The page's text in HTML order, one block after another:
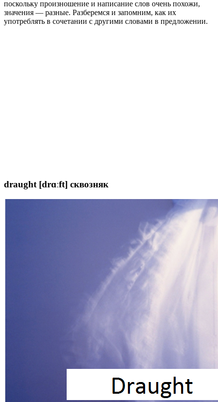
поскольку произношение и написание слов очень похожи,
значения — разные. Разберемся и запомним, как их
употреблять в сочетании с другими словами в предложении.
draught [drɑːft] сквозняк